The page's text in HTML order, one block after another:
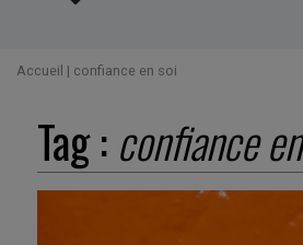
Accueil | confiance en soi
Tag : confiance